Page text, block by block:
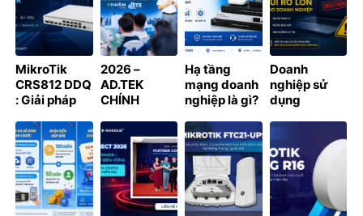
MikroTik
CRS812 DDQ
: Giải pháp
mạch 400G
cho Data
Center và AI
Cluster
2026 –
AD.TEK
CHÍNH
THÀNH NHÀ
PHÂN PHỐI
ĐƯỢC ỦY
QUYỀN CỦA
D-LINK TẠI
VIỆT NAM
Hạ tầng
mạng doanh
nghiệp là gì?
& thiết kế
Doanh
nghiệp sử
dụng
crack có bị
xử phạt
không? 7 rủi
ro cần biết
năm 2026